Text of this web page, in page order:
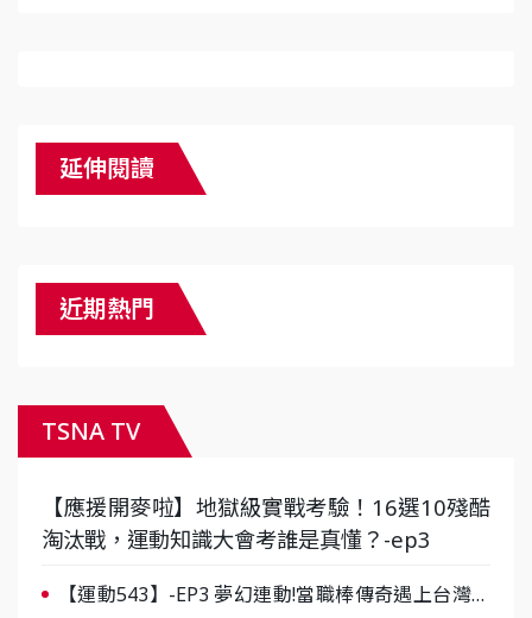
延伸閱讀
近期熱門
TSNA TV
【應援開麥啦】地獄級實戰考驗！16選10殘酷
淘汰戰，運動知識大會考誰是真懂？-ep3
【運動543】-EP3 夢幻連動!當職棒傳奇遇上台灣女